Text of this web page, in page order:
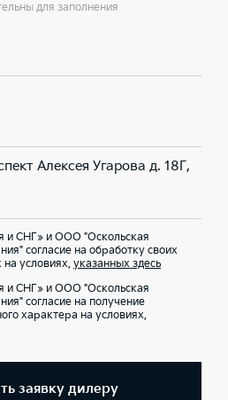
для заполнения
Алексея Угарова д. 18Г,
СНГ» и ООО "Оскольская
согласие на обработку своих
условиях, указанных здесь
СНГ» и ООО "Оскольская
согласие на получение
характера на условиях,
заявку дилеру